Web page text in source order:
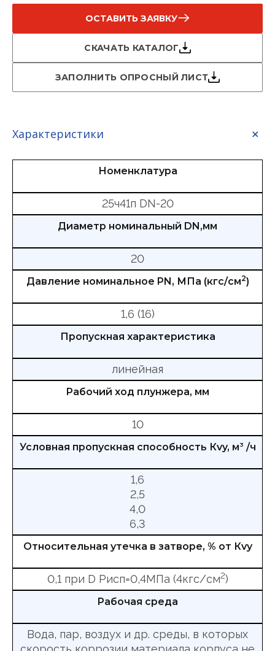
ОСТАВИТЬ ЗАЯВКУ
СКАЧАТЬ КАТАЛОГ
ЗАПОЛНИТЬ ОПРОСНЫЙ ЛИСТ
Характеристики
Номенклатура
25ч41п DN-20
Диаметр номинальный DN,мм
20
Давление номинальное PN, МПа (кгс/см2)
1,6 (16)
Пропускная характеристика
линейная
Рабочий ход плунжера, мм
10
Условная пропускная способность Кvy, м3 /ч
1,6
2,5
4,0
6,3
Относительная утечка в затворе, % от Кvy
0,1 при D Рисп=0,4МПа (4кгс/см2)
Рабочая среда
Вода, пар, воздух и др. среды, в которых